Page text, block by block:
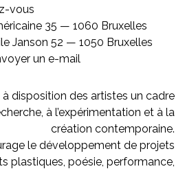
vous
35 — 1060 Bruxelles
Janson 52 — 1050 Bruxelles
un e-mail
disposition des artistes un cadre
à l’expérimentation et à la
création contemporaine.
le développement de projets
plastiques, poésie, performance,